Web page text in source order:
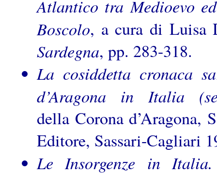
Atlantico tra Medioevo
Boscolo, a cura di Luisa
Sardegna, pp. 283-318.
La cosiddetta cronaca
d’Aragona in Italia
della Corona d’Aragona,
Editore, Sassari-Cagliari
Le Insorgenze in